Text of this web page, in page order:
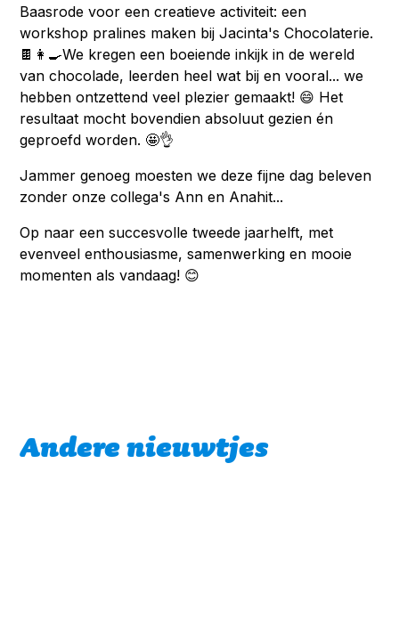
Baasrode voor een creatieve activiteit: een
workshop pralines maken bij Jacinta's Chocolaterie.
🍫👩🍳We kregen een boeiende inkijk in de wereld
van chocolade, leerden heel wat bij en vooral... we
hebben ontzettend veel plezier gemaakt! 😄 Het
resultaat mocht bovendien absoluut gezien én
geproefd worden. 🤩👌
Jammer genoeg moesten we deze fijne dag beleven
zonder onze collega's Ann en Anahit...
Op naar een succesvolle tweede jaarhelft, met
evenveel enthousiasme, samenwerking en mooie
momenten als vandaag! 😊
Andere nieuwtjes